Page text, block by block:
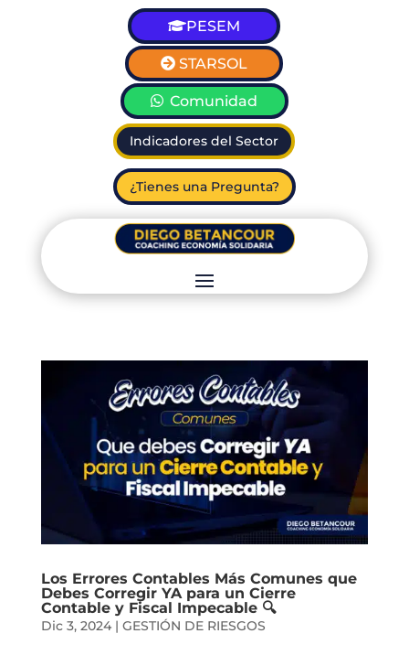
PESEM
STARSOL
Comunidad
Indicadores del Sector
¿Tienes una Pregunta?
Los Errores Contables Más Comunes que
Debes Corregir YA para un Cierre
Contable y Fiscal Impecable 🔍
Dic 3, 2024| GESTIÓN DE RIESGOS